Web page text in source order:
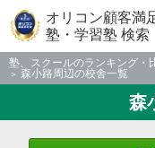
オリコン顧客満
塾・学習塾 検索
塾、スクールのランキング・
森小路周辺の校舎一覧
森